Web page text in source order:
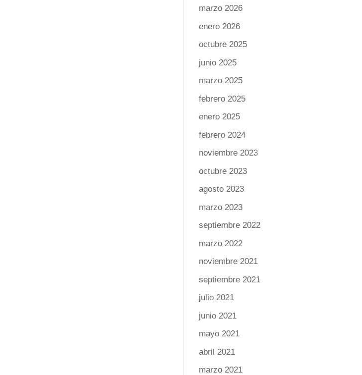
marzo 2026
enero 2026
octubre 2025
junio 2025
marzo 2025
febrero 2025
enero 2025
febrero 2024
noviembre 2023
octubre 2023
agosto 2023
marzo 2023
septiembre 2022
marzo 2022
noviembre 2021
septiembre 2021
julio 2021
junio 2021
mayo 2021
abril 2021
marzo 2021